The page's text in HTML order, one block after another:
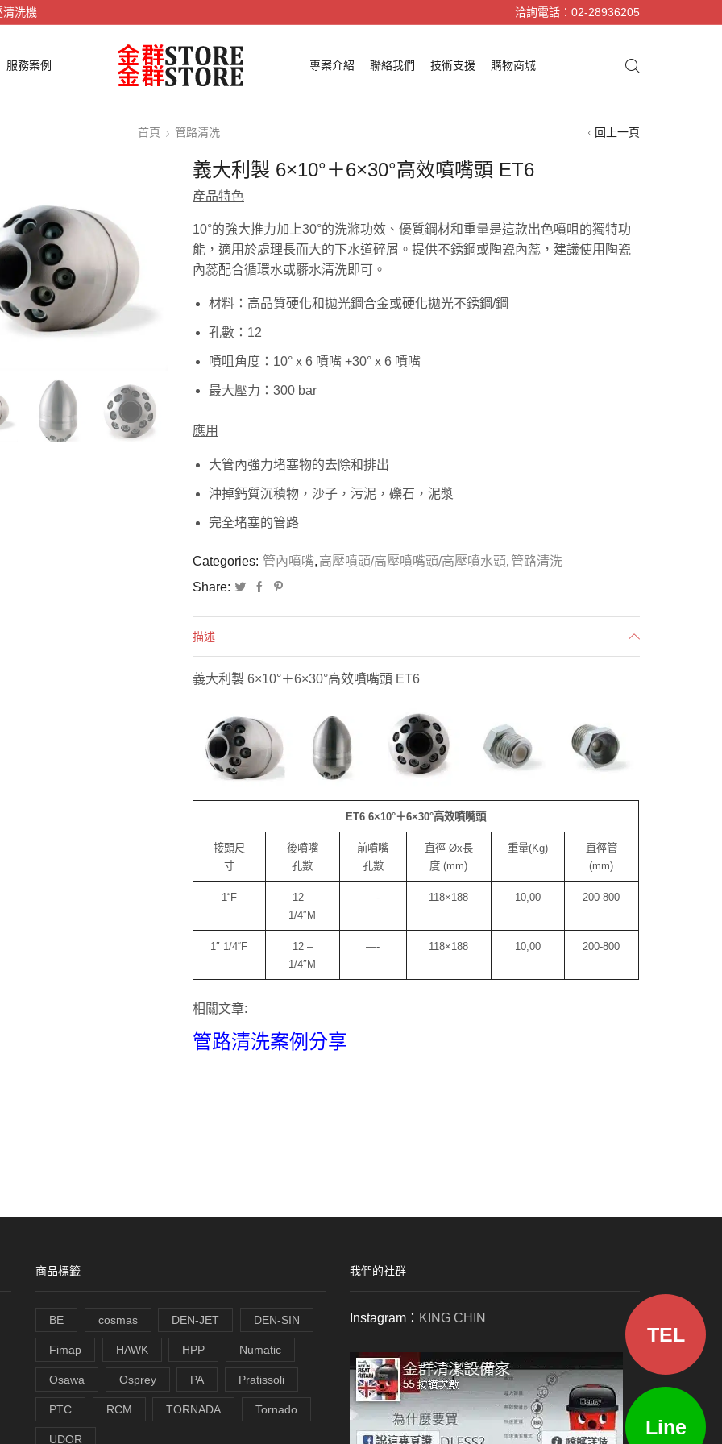
洗機 洽詢電話：02-28936205
服務案例 專案介紹 聯絡我們 技術支援 購物商城
首頁 管路清洗 回上一頁
義大利製 6×10°＋6×30°高效噴嘴頭 ET6
產品特色
10°的強大推力加上30°的洗滌功效、優質鋼材和重量是這款出色噴咀的獨特功
能，適用於處理長而大的下水道碎屑。提供不銹鋼或陶瓷內蕊，建議使用陶瓷
內蕊配合循環水或髒水清洗即可。
材料：高品質硬化和拋光鋼合金或硬化拋光不銹鋼/鋼
孔數：12
噴咀角度：10° x 6 噴嘴 +30° x 6 噴嘴
最大壓力：300 bar
應用
大管內強力堵塞物的去除和排出
沖掉鈣質沉積物，沙子，污泥，礫石，泥漿
完全堵塞的管路
Categories: 管內噴嘴, 高壓噴頭/高壓噴嘴頭/高壓噴水頭, 管路清洗
Share:
描述
義大利製 6×10°＋6×30°高效噴嘴頭 ET6
ET6 6×10°＋6×30°高效噴嘴頭
接頭尺
寸
後噴嘴
孔數
前噴嘴
孔數
直徑 Øx長
度 (mm)
重量(Kg)
直徑管
(mm)
1“F
12 –
1/4″M
—- 118×188 10,00 200-800
1″ 1/4“F
12 –
1/4″M
—- 118×188 10,00 200-800
相關文章:
管路清洗案例分享
商品標籤
BE cosmas DEN-JET DEN-SIN
Fimap HAWK HPP Numatic
Osawa Osprey PA Pratissoli
PTC RCM TORNADA Tornado
UDOR
我們的社群
Instagram： KING CHIN
TEL
Line